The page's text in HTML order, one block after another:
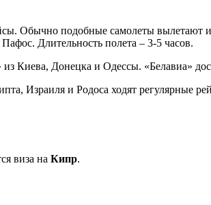
Обычно подобные самолеты
Длительность полета – 3-5 часов.
Киева, Донецка и Одессы. «Белавиа»
Израиля и Родоса ходят регулярные
виза на Кипр.